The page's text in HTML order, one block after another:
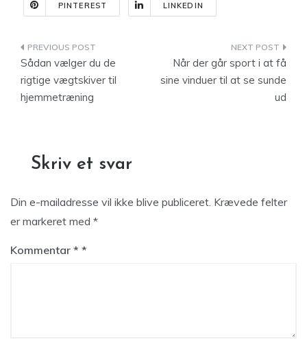
PINTEREST LINKEDIN
Indlægsnavigation
Sådan vælger du de
rigtige vægtskiver til
hjemmetræning
Når der går sport i at få
sine vinduer til at se sunde
ud
Skriv et svar
Din e-mailadresse vil ikke blive publiceret. Krævede felter
er markeret med *
Kommentar *